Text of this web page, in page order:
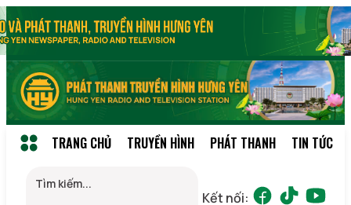
TRANG CHỦ TRUYỀN HÌNH PHÁT THANH TIN TỨC
Kết nối: